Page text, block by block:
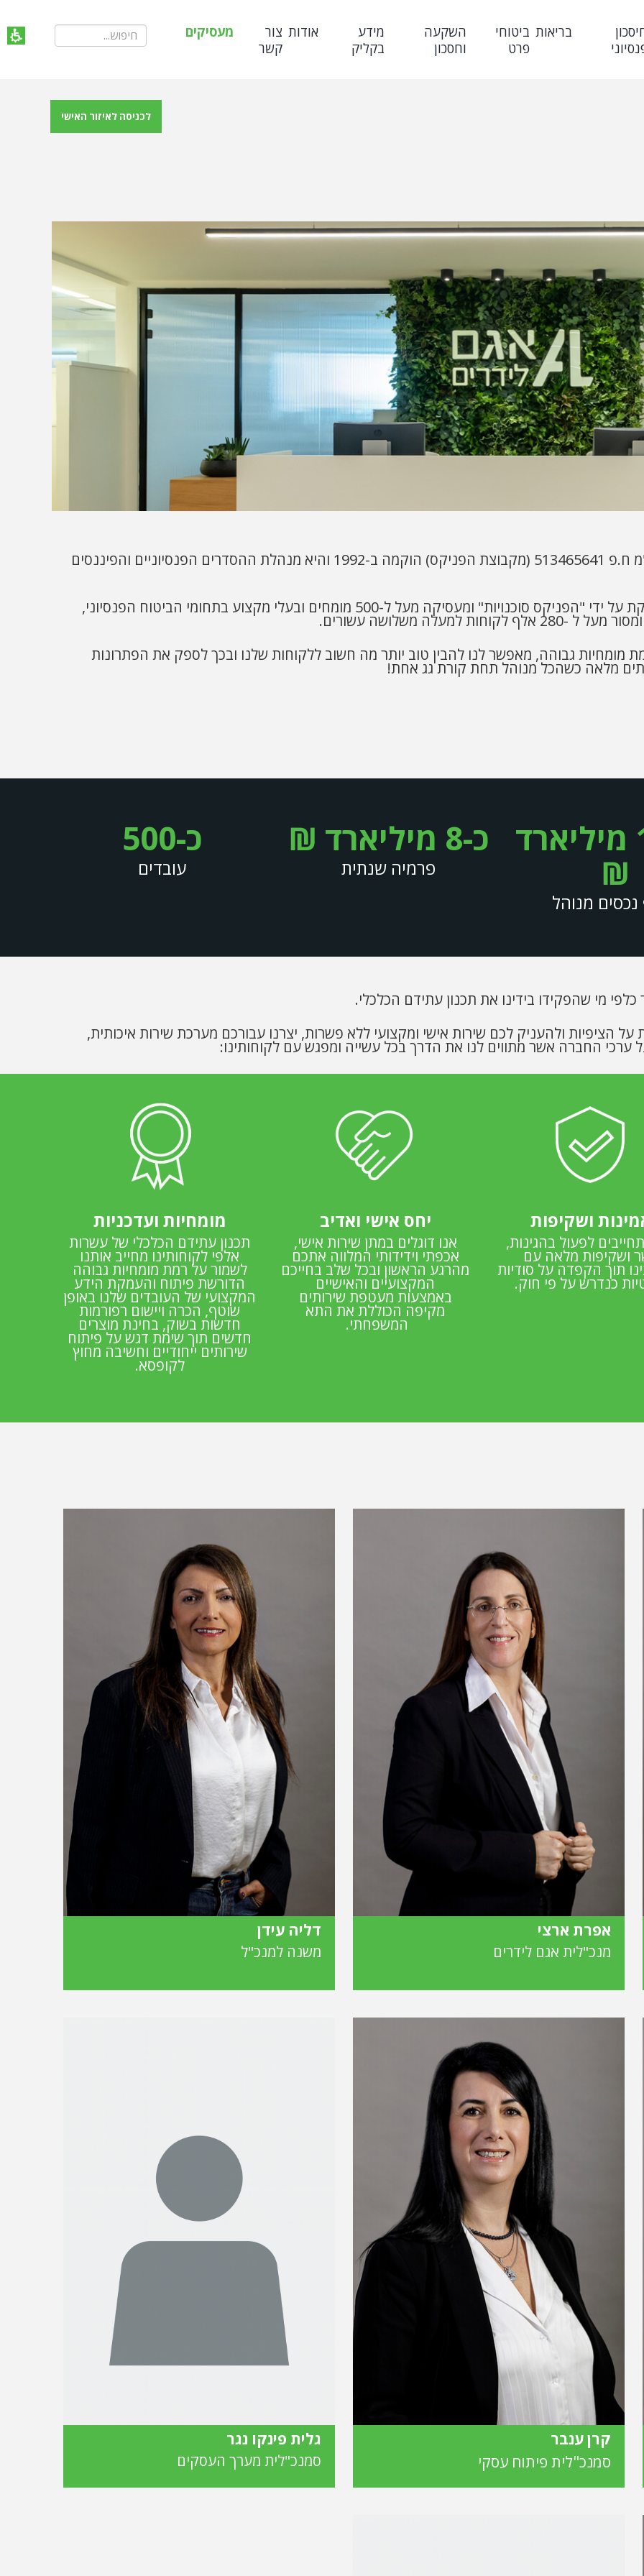
בריאות ביטוחי
פרט
השקעה
וחסכון
מידע
בקליק
אודות צור
קשר
מעסיקים
לכניסה לאיזור האישי
אגם לידרים (ישראל) סוכנות לביטוח (2003) בע"מ ח.פ 513465641 (מקבוצת הפניקס) הוקמה ב-1992 והיא מנהלת ההסדרים הפנסיוניים והפיננסים
הקבוצה הוקמה ע"י איציק עוז ומשה ששון ומוחזקת על ידי "הפניקס סוכנויות" ומעסיקה מעל ל-500 מומחים ובעלי מקצוע בתחומי הביטוח הפנסיוני,
משלושה עשורים.
מומחיות גבוהה, מאפשר לנו להבין טוב יותר מה חשוב ללקוחות שלנו ובכך לספק את הפתרונות
מלאה כשהכל מנוהל תחת קורת גג אחת!
מיליארד
₪
מנוהל
כ-8 מיליארד ₪
פרמיה שנתית
כ-500
עובדים
מי שהפקידו בידינו את תכנון עתידם הכלכלי.
הציפיות ולהעניק לכם שירות אישי ומקצועי ללא פשרות, יצרנו עבורכם מערכת שירות איכותית,
החברה אשר מתווים לנו את הדרך בכל עשייה ומפגש עם לקוחותינו:
ושקיפות
לפעול בהגינות,
ושקיפות מלאה עם
תוך הקפדה על סודיות
כנדרש על פי חוק.
יחס אישי ואדיב
אנו דוגלים במתן שירות אישי,
אכפתי וידידותי המלווה אתכם
מהרגע הראשון ובכל שלב בחייכם
המקצועיים והאישיים
באמצעות מעטפת שירותים
מקיפה הכוללת את התא
המשפחתי.
מומחיות ועדכניות
תכנון עתידם הכלכלי של עשרות
אלפי לקוחותינו מחייב אותנו
לשמור על רמת מומחיות גבוהה
הדורשת פיתוח והעמקת הידע
המקצועי של העובדים שלנו באופן
שוטף, הכרה ויישום רפורמות
חדשות בשוק, בחינת מוצרים
חדשים תוך שימת דגש על פיתוח
שירותים ייחודיים וחשיבה מחוץ
לקופסא.
אפרת ארצי
מנכ"לית אגם לידרים
דליה עידן
משנה למנכ"ל
קרן ענבר
סמנכ"לית פיתוח עסקי
גלית פינקו נגר
סמנכ"לית מערך העסקים